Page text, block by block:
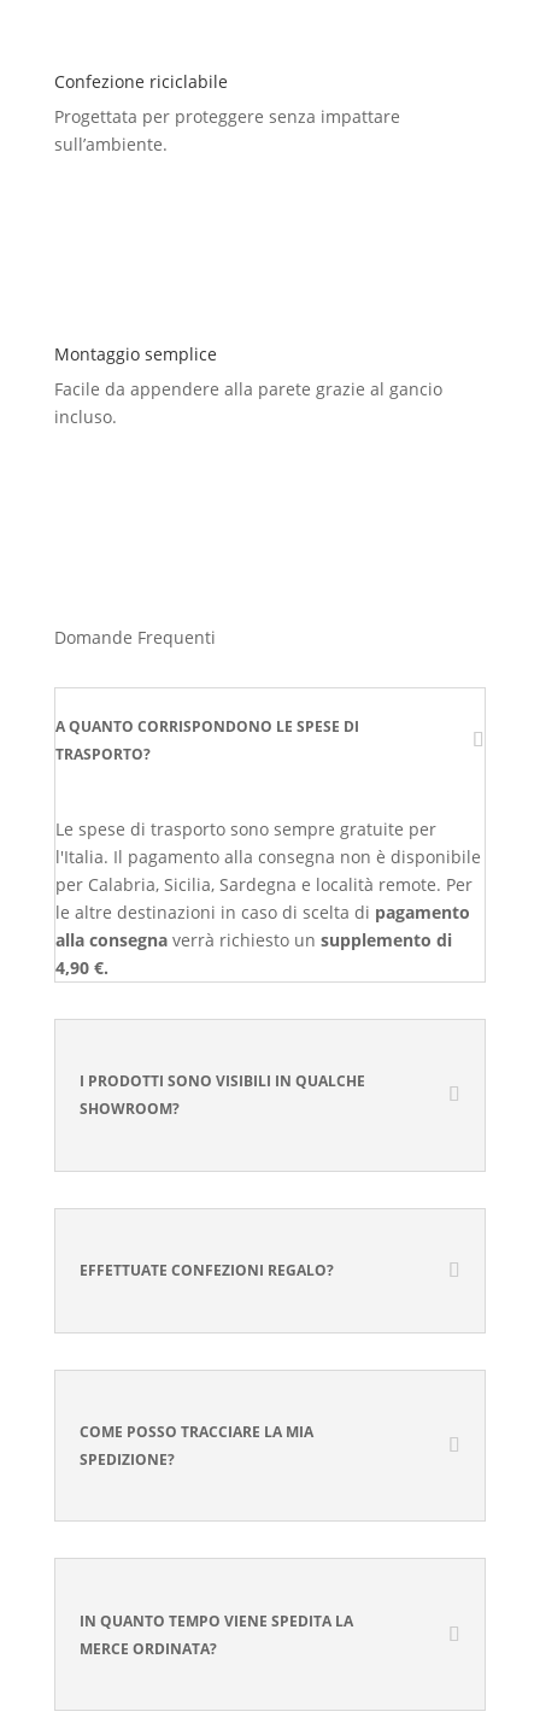
Confezione riciclabile
Progettata per proteggere senza impattare
sull’ambiente.
Montaggio semplice
Facile da appendere alla parete grazie al gancio
incluso.
Domande Frequenti
A QUANTO CORRISPONDONO LE SPESE DI
TRASPORTO?
Le spese di trasporto sono sempre gratuite per
l'Italia. Il pagamento alla consegna non è disponibile
per Calabria, Sicilia, Sardegna e località remote. Per
le altre destinazioni in caso di scelta di pagamento
alla consegnaverrà richiesto un supplemento di
4,90 €.
I PRODOTTI SONO VISIBILI IN QUALCHE
SHOWROOM?
EFFETTUATE CONFEZIONI REGALO?
COME POSSO TRACCIARE LA MIA
SPEDIZIONE?
IN QUANTO TEMPO VIENE SPEDITA LA
MERCE ORDINATA?